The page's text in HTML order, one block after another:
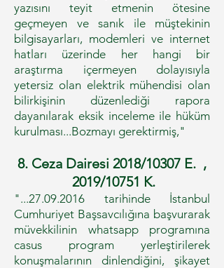
yazısını teyit etmenin ötesine
geçmeyen ve sanık ile müştekinin
bilgisayarları, modemleri ve internet
hatları üzerinde her hangi bir
araştırma içermeyen dolayısıyla
yetersiz olan elektrik mühendisi olan
bilirkişinin düzenlediği rapora
dayanılarak eksik inceleme ile hüküm
kurulması...Bozmayı gerektirmiş,"
8. Ceza Dairesi 2018/10307 E. ,
2019/10751 K.
"...27.09.2016 tarihinde İstanbul
Cumhuriyet Başsavcılığına başvurarak
müvekkilinin whatsapp programına
casus program yerleştirilerek
konuşmalarının dinlendiğini, şikayet